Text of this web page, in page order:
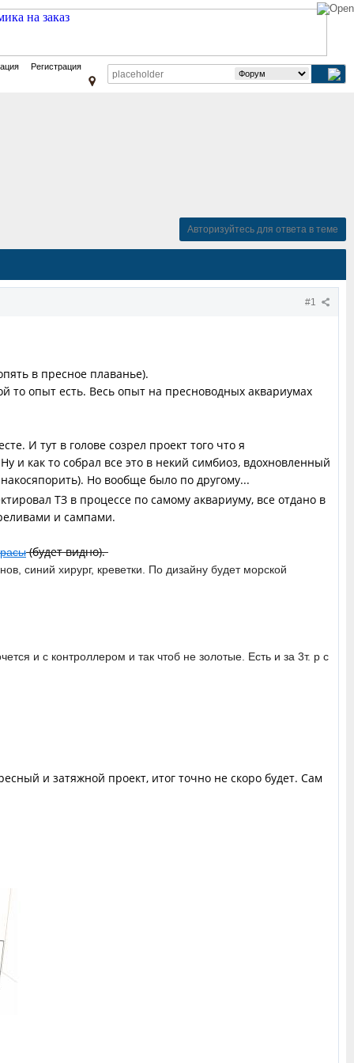
Регистрация
Авторизуйтесь для ответа в теме
#1
в пресное плаванье).
то опыт есть. Весь опыт на пресноводных аквариумах
И тут в голове созрел проект того что я
как то собрал все это в некий симбиоз, вдохновленный
Но вообще было по другому...
ТЗ в процессе по самому аквариуму, все отдано в
и сампами.
(будет видно).
синий хирург, креветки. По дизайну будет морской
и с контроллером и так чтоб не золотые. Есть и за 3т. р с
и затяжной проект, итог точно не скоро будет. Сам